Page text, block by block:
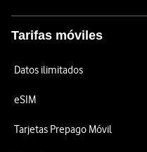
Tarifas móviles
Datos ilimitados
eSIM
Tarjetas Prepago Móvil